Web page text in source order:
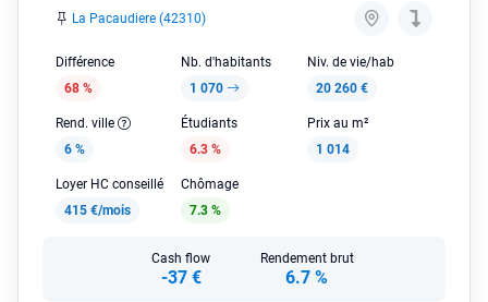
La Pacaudiere (42310)
Différence
68 %
Nb. d'habitants
1 070
Niv. de vie/hab
20 260 €
Rend. ville
6 %
Étudiants
6.3 %
Prix au m²
1 014
Loyer HC conseillé
415 €/mois
Chômage
7.3 %
Cash flow
-37 €
Rendement brut
6.7 %